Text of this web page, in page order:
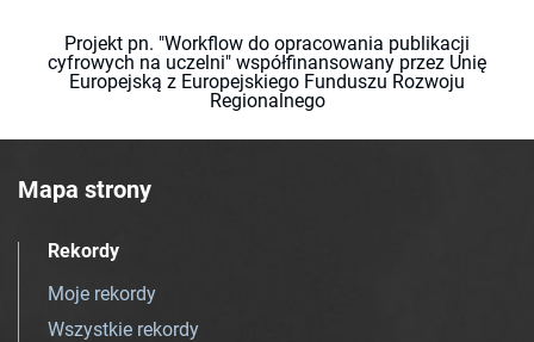
Projekt pn. "Workflow do opracowania publikacji
cyfrowych na uczelni" współfinansowany przez Unię
Europejską z Europejskiego Funduszu Rozwoju
Regionalnego
Mapa strony
Rekordy
Moje rekordy
Wszystkie rekordy